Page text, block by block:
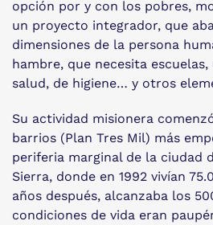
opción por y con los pobres,
un proyecto integrador, que
dimensiones de la persona
hambre, que necesita
salud, de higiene… y otros
Su actividad misionera
barrios (Plan Tres Mil) más
periferia marginal de la ciudad
Sierra, donde en 1992 vivían
años después, alcanzaba los
condiciones de vida eran